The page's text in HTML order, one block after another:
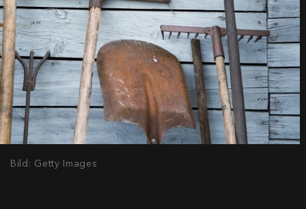
Bild: Getty Images